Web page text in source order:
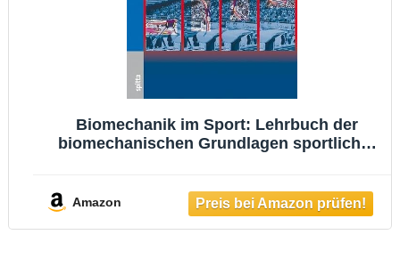
Biomechanik im Sport: Lehrbuch der
biomechanischen Grundlagen sportlicher
Amazon